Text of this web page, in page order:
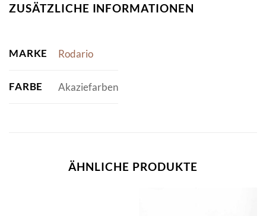
ZUSÄTZLICHE INFORMATIONEN
MARKE Rodario
FARBE Akaziefarben
ÄHNLICHE PRODUKTE